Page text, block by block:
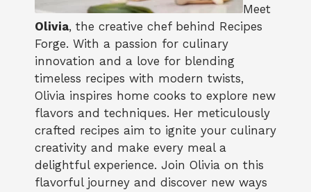
Meet
Olivia, the creative chef behind Recipes
Forge. With a passion for culinary
innovation and a love for blending
timeless recipes with modern twists,
Olivia inspires home cooks to explore new
flavors and techniques. Her meticulously
crafted recipes aim to ignite your culinary
creativity and make every meal a
delightful experience. Join Olivia on this
flavorful journey and discover new ways